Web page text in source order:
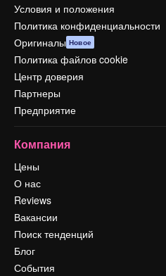
Условия и положения
Политика конфиденциальности
Оригиналы Новое
Политика файлов cookie
Центр доверия
Партнеры
Предприятие
Компания
Цены
О нас
Reviews
Вакансии
Поиск тенденций
Блог
События